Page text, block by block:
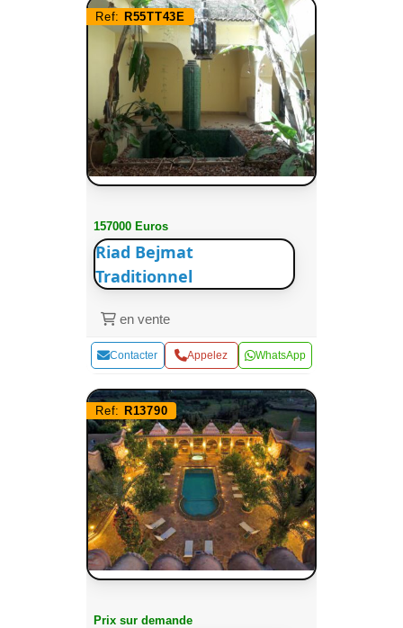
Ref: R55TT43E
157000 Euros
Riad Bejmat
Traditionnel
en vente
Contacter Appelez WhatsApp
Ref: R13790
Prix sur demande